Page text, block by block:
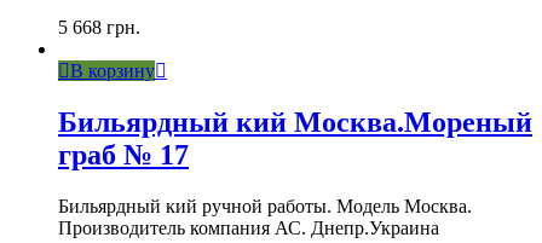
5 668 грн.
В корзину
Бильярдный кий Москва.Мореный
граб № 17
Бильярдный кий ручной работы. Модель Москва.
Производитель компания АС. Днепр.Украина